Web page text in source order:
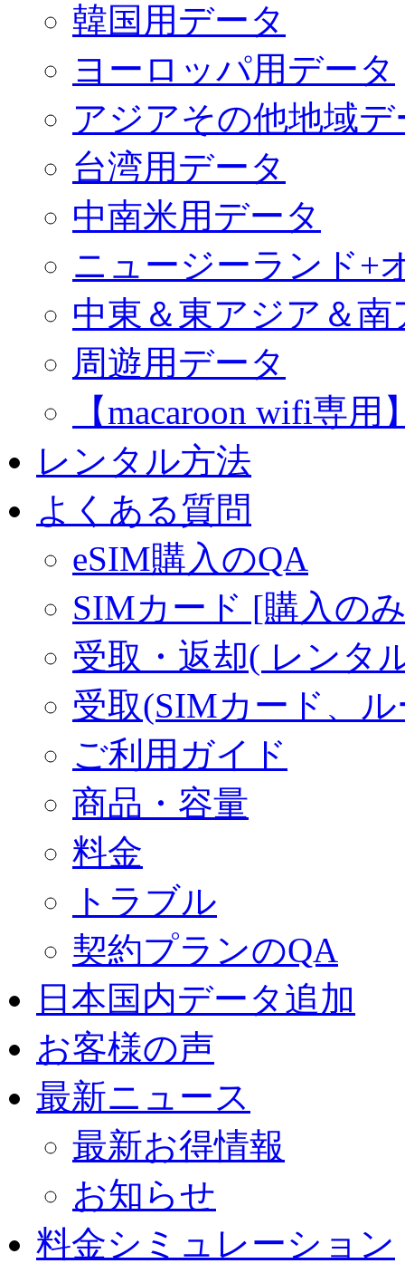
韓国用データ
ヨーロッパ用データ
アジアその他地域デ
台湾用データ
中南米用データ
ニュージーランド+
中東＆東アジア＆
周遊用データ
【macaroon wifi専
レンタル方法
よくある質問
eSIM購入のQA
SIMカード [購入の
受取・返却( レンタ
受取(SIMカード、
ご利用ガイド
商品・容量
料金
トラブル
契約プランのQA
日本国内データ追加
お客様の声
最新ニュース
最新お得情報
お知らせ
料金シミュレーション